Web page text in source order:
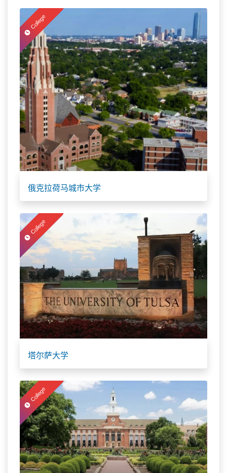
College
俄克拉荷马城市大学
College
塔尔萨大学
College